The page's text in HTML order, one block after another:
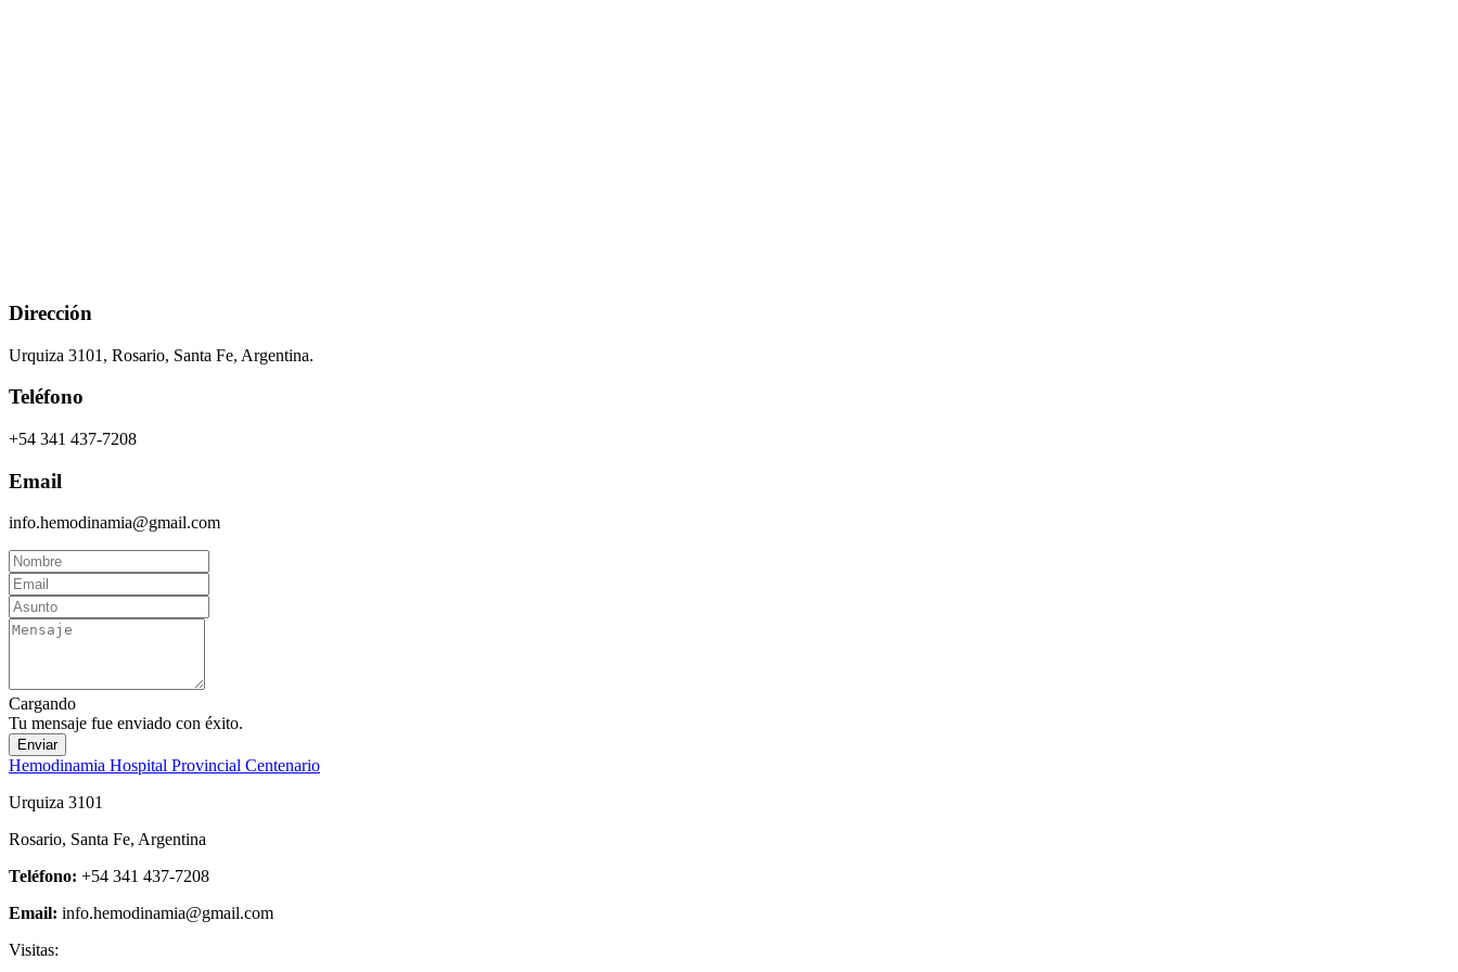
Dirección
Urquiza 3101, Rosario, Santa Fe, Argentina.
Teléfono
+54 341 437-7208
Email
info.hemodinamia@gmail.com
Cargando
Tu mensaje fue enviado con éxito.
Enviar
Hemodinamia Hospital Provincial Centenario
Urquiza 3101
Rosario, Santa Fe, Argentina
Teléfono: +54 341 437-7208
Email: info.hemodinamia@gmail.com
Visitas: